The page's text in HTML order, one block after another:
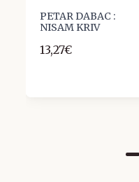
PETAR DABAC :
NISAM KRIV
13,27€